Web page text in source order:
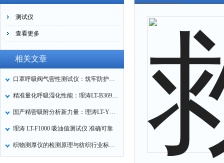
测试仪
查看更多
相关文章
口罩呼吸阀气密性测试仪：筑牢防护口罩的质量关卡
精准量化呼吸湿化性能：理涛LT-B369湿化器数据采集装置技术解析
国产精密吸附分析新力量：理涛LT-Y019A全自动高压吸附仪的性能与应用解析
理涛 LT-F1000 吸油值测试仪 准确可靠
织物测厚仪的检测原理与纺织行业标准化应用